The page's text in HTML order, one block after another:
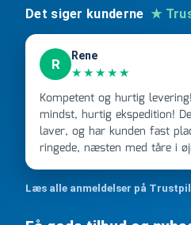
Det siger kunderne ★
R
Rene
★★★★★
Kompetent og hurtig levering! Kompetent og, ikke
mindst, hurtig ekspedition!
laver, og har kunden fast
ringede, næsten med tåre i
kunne overholde en 2
ringede onsdag kl 16, og
efter kl 6.45! Kan slet ikke
Læs alle anmeldelser på